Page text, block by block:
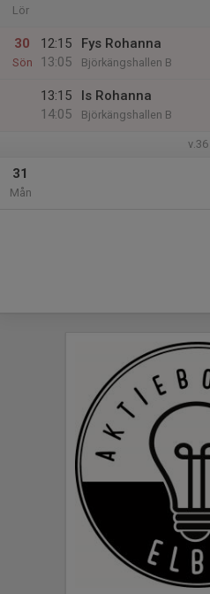
Lör
30
Sön
12:15
13:05
Fys Rohanna
Björkängshallen B
13:15
14:05
Is Rohanna
Björkängshallen B
v.36
31
Mån